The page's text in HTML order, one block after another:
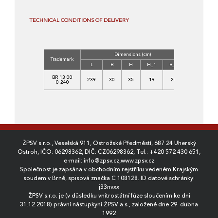
TECHNICAL CONDITIONS OF DELIVERY
Trademark
Dimensions (cm)
L B H H_1
B_1
BR 13 00
0 240 239 30 35 19 20
ŽPSV s.r.o., Veselská 911, Ostrožské Předměstí, 687 24 Uherský
Ostroh, IČO: 06298362, DIČ: CZ06298362, Tel.: +420 572 430 651 ,
e-mail: info@zpsv.cz,www.zpsv.cz
Společnost je zapsána v obchodním rejstříku vedeném Krajským
soudem v Brně, spisová značka C 108128. ID datové schránky:
j33nvxx
ŽPSV s.r.o. je (v důsledku vnitrostátní fúze sloučením ke dni
31.12.2018) právní nástupkyní ŽPSV a.s., založené dne 29. dubna
1992